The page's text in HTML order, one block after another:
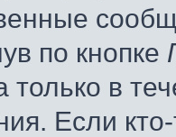
по кнопке
только в
Если